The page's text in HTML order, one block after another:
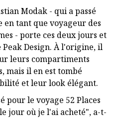
Modak - qui a passé
tant que voyageur des
- porte ces deux jours et
Design. À l'origine, il
leurs compartiments
mais il en est tombé
et leur look élégant.
pour le voyage 52 Places
jour où je l'ai acheté", a-t-